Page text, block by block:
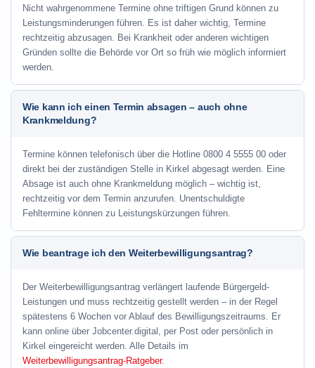
Nicht wahrgenommene Termine ohne triftigen Grund können zu
Leistungsminderungen führen. Es ist daher wichtig, Termine
rechtzeitig abzusagen. Bei Krankheit oder anderen wichtigen
Gründen sollte die Behörde vor Ort so früh wie möglich informiert
werden.
Wie kann ich einen Termin absagen – auch ohne
Krankmeldung?
Termine können telefonisch über die Hotline 0800 4 5555 00 oder
direkt bei der zuständigen Stelle in Kirkel abgesagt werden. Eine
Absage ist auch ohne Krankmeldung möglich – wichtig ist,
rechtzeitig vor dem Termin anzurufen. Unentschuldigte
Fehltermine können zu Leistungskürzungen führen.
Wie beantrage ich den Weiterbewilligungsantrag?
Der Weiterbewilligungsantrag verlängert laufende Bürgergeld-
Leistungen und muss rechtzeitig gestellt werden – in der Regel
spätestens 6 Wochen vor Ablauf des Bewilligungszeitraums. Er
kann online über Jobcenter.digital, per Post oder persönlich in
Kirkel eingereicht werden. Alle Details im
Weiterbewilligungsantrag-Ratgeber.